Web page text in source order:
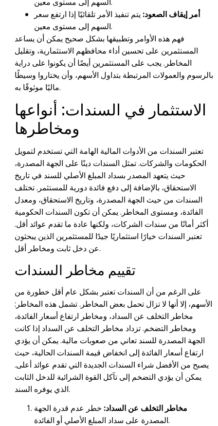
أمر إيقاف الصعود: يتم تنفيذ الأمر تلقائيًا إذا ارتفع سعر
السهم إلى مستوى معين.
فهم هذه الأوامر وتطبيقها بشكل صحيح يمكن أن يساعد
المستثمرين على تحسين أداء محافظهم الاستثمارية، وتقليل
المخاطر. يجب على المستثمرين أيضًا أن يكونوا على دراية
بالرسوم والعمولات المرتبطة بتداول الأسهم، وأن يختاروا وسيطًا
ماليًا موثوقًا به.
الاستثمار في السندات: أنواعها
ومخاطرها
تعتبر السندات من الأدوات المالية الهامة التي تستخدم لتمويل
الحكومات والشركات. تمثل السندات دينًا على الجهة المصدرة،
حيث يتعهد المصدر بسداد المبلغ الأصلي للسند في تاريخ
الاستحقاق، بالإضافة إلى دفع فائدة دورية للمستثمر. تختلف
السندات من حيث الجهة المصدرة، وتاريخ الاستحقاق، ومعدل
الفائدة، ومستوى المخاطر. يمكن أن تكون السندات الحكومية
أكثر أمانًا من سندات الشركات، ولكنها عادة ما تقدم عوائد أقل.
تعتبر السندات خيارًا استثماريًا جيدًا للمستثمرين الذين يبحثون
عن دخل ثابت ومخاطر أقل.
تقييم مخاطر السندات
على الرغم من أن السندات تعتبر بشكل عام أقل خطورة من
الأسهم، إلا أنها لا تزال تحمل بعض المخاطر. تشمل هذه المخاطر:
مخاطر التخلف عن السداد، ومخاطر ارتفاع أسعار الفائدة،
ومخاطر التضخم. تزداد مخاطر التخلف عن السداد إذا كانت
الجهة المصدرة للسند تعاني من صعوبات مالية. يمكن أن يؤدي
ارتفاع أسعار الفائدة إلى انخفاض قيمة السندات الحالية، حيث
يصبح من الأفضل شراء السندات الجديدة التي تقدم عوائد أعلى.
يمكن أن يؤدي التضخم إلى تآكل القوة الشرائية للدخل الثابت
الذي يوفره السند.
مخاطر التخلف عن السداد: خطر عدم قدرة الجهة
المصدرة على سداد المبلغ الأصلي أو الفائدة.